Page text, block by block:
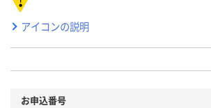
アイコンの説明
お申込番号